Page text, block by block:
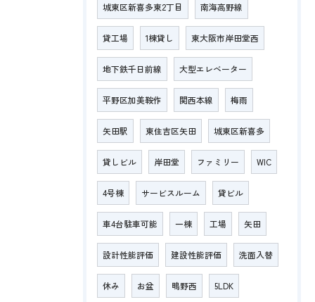
城東区新喜多東2丁目 南海高野線
貸工場 1棟貸し 東大阪市岸田堂西
地下鉄千日前線 大型エレベーター
平野区加美鞍作 関西本線 梅雨
矢田駅 東住吉区矢田 城東区新喜多
貸しビル 岸田堂 ファミリー WIC
4号棟 サービスルーム 貸ビル
車4台駐車可能 一棟 工場 矢田
設計性能評価 建設性能評価 洗面入替
休み お盆 鴫野西 5LDK